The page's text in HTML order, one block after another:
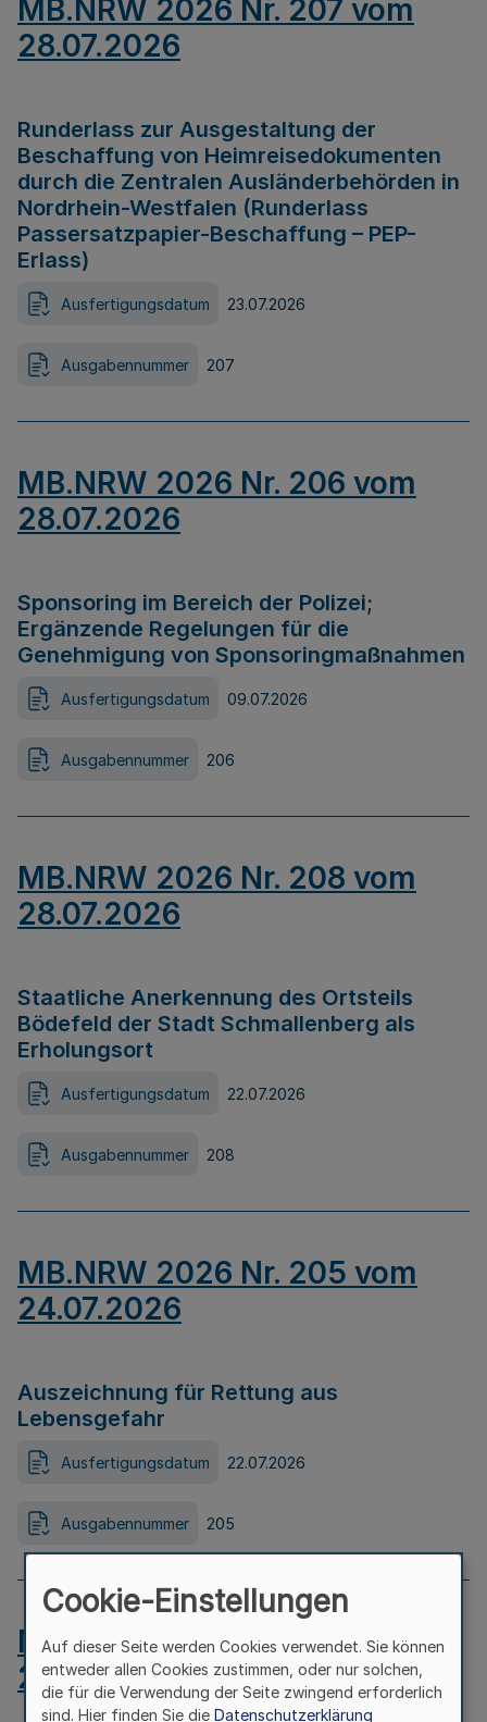
MB.NRW 2026 Nr. 207 vom
28.07.2026
Runderlass zur Ausgestaltung der
Beschaffung von Heimreisedokumenten
durch die Zentralen Ausländerbehörden in
Nordrhein-Westfalen (Runderlass
Passersatzpapier-Beschaffung – PEP-
Erlass)
Ausfertigungsdatum 23.07.2026
Ausgabennummer 207
MB.NRW 2026 Nr. 206 vom
28.07.2026
Sponsoring im Bereich der Polizei;
Ergänzende Regelungen für die
Genehmigung von Sponsoringmaßnahmen
Ausfertigungsdatum 09.07.2026
Ausgabennummer 206
MB.NRW 2026 Nr. 208 vom
28.07.2026
Staatliche Anerkennung des Ortsteils
Bödefeld der Stadt Schmallenberg als
Erholungsort
Ausfertigungsdatum 22.07.2026
Ausgabennummer 208
MB.NRW 2026 Nr. 205 vom
24.07.2026
Auszeichnung für Rettung aus
Lebensgefahr
Ausfertigungsdatum 22.07.2026
Ausgabennummer 205
MB.NRW 2026 Nr. 204 vom
24.07.2026
Cookie-Einstellungen
Auf dieser Seite werden Cookies verwendet. Sie können
entweder allen Cookies zustimmen, oder nur solchen,
die für die Verwendung der Seite zwingend erforderlich
sind. Hier finden Sie die Datenschutzerklärung